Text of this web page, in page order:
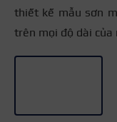
thiết kế mẫu sơn
trên mọi độ dài của